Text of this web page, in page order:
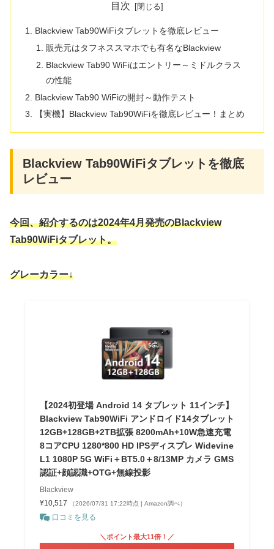
目次
Blackview Tab90WiFiタブレットを徹底レビュー
販売元はタフネススマホでも有名なBlackview
Blackview Tab90 WiFiはエントリー～ミドルクラス
の性能
Blackview Tab90 WiFiの開封～動作テスト
【実機】Blackview Tab90WiFiを徹底レビュー！まとめ
Blackview Tab90WiFiタブレットを徹底
レビュー
今回、紹介するのは2024年4月発売のBlackview
Tab90WiFiタブレット。
グレーカラー↓
【2024初登場 Android 14 タブレット 11インチ】
Blackview Tab90WiFi アンドロイド14タブレット
12GB+128GB+2TB拡張 8200mAh+10W急速充電
8コアCPU 1280*800 HD IPSディスプレ Widevine
L1 1080P 5G WiFi＋BT5.0＋8/13MP カメラ GMS
認証+顔認識+OTG+無線投影
Blackview
¥10,517
（2026/07/31 17:22時点 | Amazon調べ）
口コミを見る
＼ポイント最大11倍！／